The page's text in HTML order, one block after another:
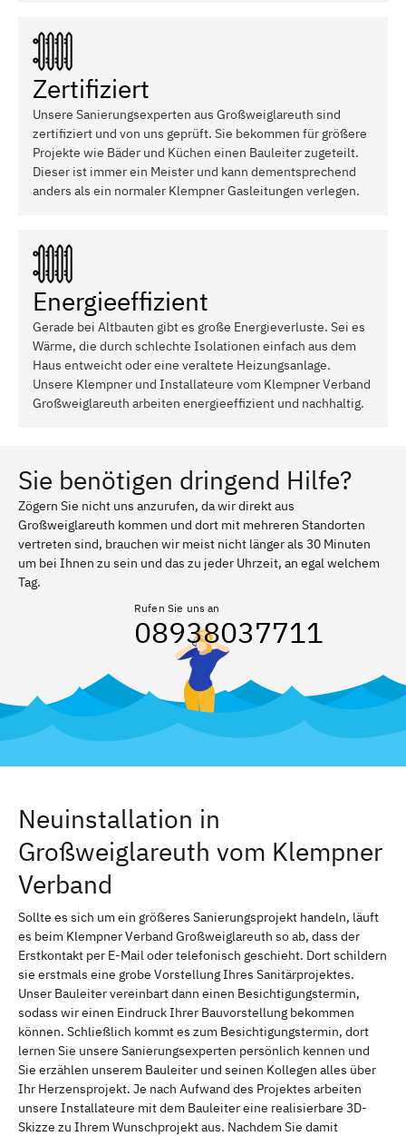
Zertifiziert
Unsere Sanierungsexperten aus Großweiglareuth sind
zertifiziert und von uns geprüft. Sie bekommen für größere
Projekte wie Bäder und Küchen einen Bauleiter zugeteilt.
Dieser ist immer ein Meister und kann dementsprechend
anders als ein normaler Klempner Gasleitungen verlegen.
Energieeffizient
Gerade bei Altbauten gibt es große Energieverluste. Sei es
Wärme, die durch schlechte Isolationen einfach aus dem
Haus entweicht oder eine veraltete Heizungsanlage.
Unsere Klempner und Installateure vom Klempner Verband
Großweiglareuth arbeiten energieeffizient und nachhaltig.
Sie benötigen dringend Hilfe?
Zögern Sie nicht uns anzurufen, da wir direkt aus
Großweiglareuth kommen und dort mit mehreren Standorten
vertreten sind, brauchen wir meist nicht länger als 30 Minuten
um bei Ihnen zu sein und das zu jeder Uhrzeit, an egal welchem
Tag.
Rufen Sie uns an
08938037711
Neuinstallation in
Großweiglareuth vom Klempner
Verband
Sollte es sich um ein größeres Sanierungsprojekt handeln, läuft
es beim Klempner Verband Großweiglareuth so ab, dass der
Erstkontakt per E-Mail oder telefonisch geschieht. Dort schildern
sie erstmals eine grobe Vorstellung Ihres Sanitärprojektes.
Unser Bauleiter vereinbart dann einen Besichtigungstermin,
sodass wir einen Eindruck Ihrer Bauvorstellung bekommen
können. Schließlich kommt es zum Besichtigungstermin, dort
lernen Sie unsere Sanierungsexperten persönlich kennen und
Sie erzählen unserem Bauleiter und seinen Kollegen alles über
Ihr Herzensprojekt. Je nach Aufwand des Projektes arbeiten
unsere Installateure mit dem Bauleiter eine realisierbare 3D-
Skizze zu Ihrem Wunschprojekt aus. Nachdem Sie damit